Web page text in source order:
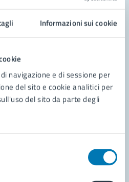
Informazioni sui cookie
navigazione e di sessione per
del sito e cookie analitici per
del sito da parte degli